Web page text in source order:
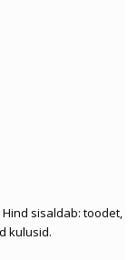
sisaldab: toodet,
kulusid.